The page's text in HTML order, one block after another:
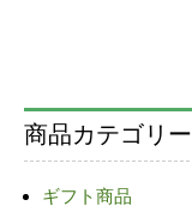
商品カテゴリー
ギフト商品